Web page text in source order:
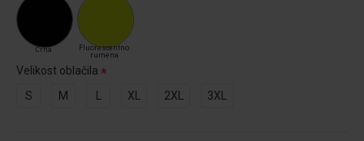
Črna
Fluorescentno
rumena
Velikost oblačila
S
M XL 2XL 3XL